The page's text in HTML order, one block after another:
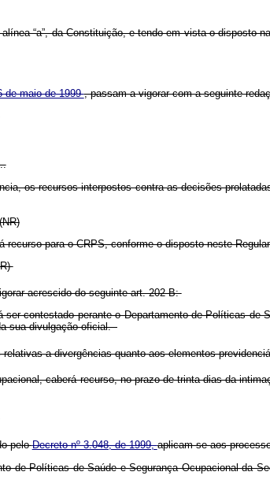
“a”, da Constituição, e tendo em vista o disposto
de maio de 1999, passam a vigorar com a seguinte
os recursos interpostos contra as decisões
para o CRPS, conforme o disposto neste
acrescido do seguinte art. 202-B:
contestado perante o Departamento de Políticas de
sua divulgação oficial.
a divergências quanto aos elementos
caberá recurso, no prazo de trinta dias da
peloDecreto nº 3.048, de 1999,aplicam-se aos
de Políticas de Saúde e Segurança Ocupacionalda